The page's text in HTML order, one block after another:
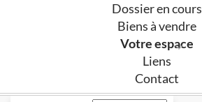
Dossier en cours
Biens à vendre
Votre espace
Liens
Contact